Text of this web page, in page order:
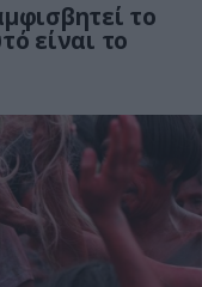
το
είναι το